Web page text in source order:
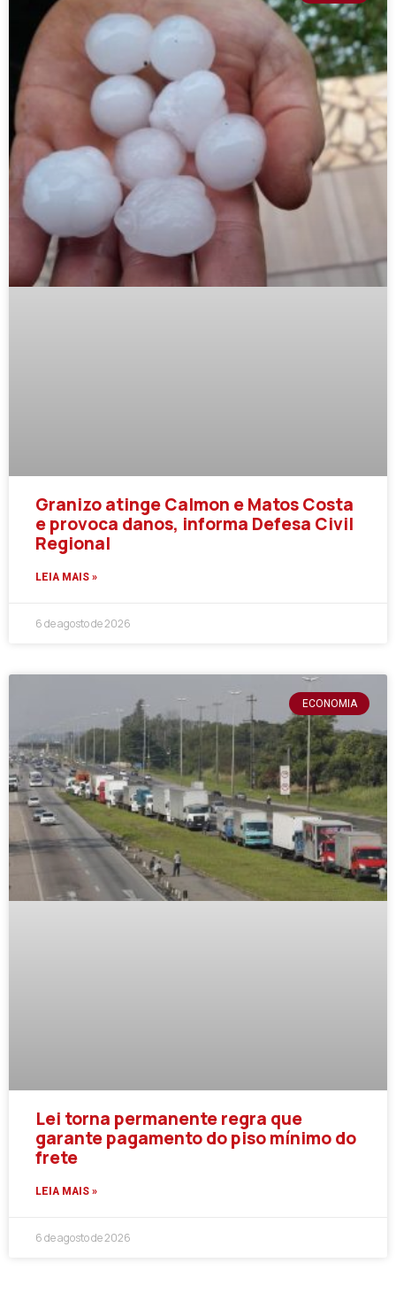
Granizo atinge Calmon e Matos Costa
e provoca danos, informa Defesa Civil
Regional
LEIA MAIS »
6 de agosto de 2026
ECONOMIA
Lei torna permanente regra que
garante pagamento do piso mínimo do
frete
LEIA MAIS »
6 de agosto de 2026